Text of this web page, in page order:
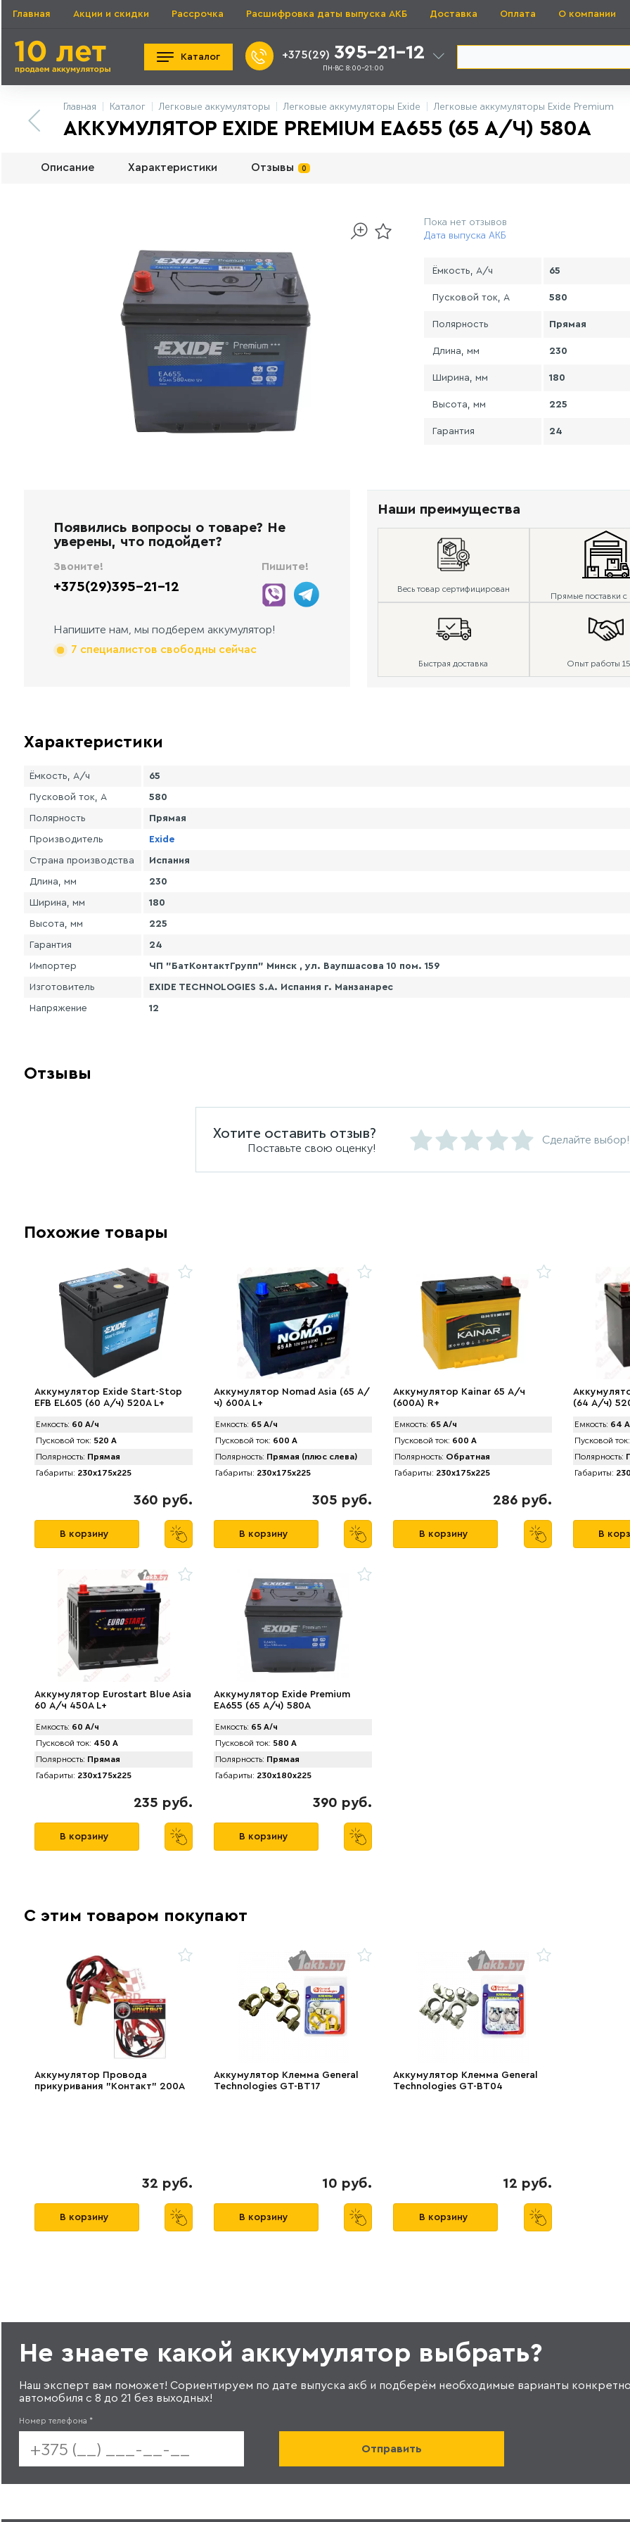
Главная Акции и скидки Рассрочка Расшифровка даты выпуска АКБ Доставка Оплата О компании
Каталог +375(29) 395-21-12
ПН-ВС 8:00-21:00
Главная Каталог Легковые аккумуляторы Легковые аккумуляторы Exide Легковые аккумуляторы Exide Premium
АККУМУЛЯТОР EXIDE PREMIUM EA655 (65 А/Ч) 580A
Описание Характеристики Отзывы 0
Пока нет отзывов
Дата выпуска АКБ
Ёмкость, А/ч 65
Пусковой ток, А 580
Полярность Прямая
Длина, мм 230
Ширина, мм 180
Высота, мм 225
Гарантия 24
Появились вопросы о товаре? Не
уверены, что подойдет?
Звоните!
+375(29)395-21-12
Пишите!
Напишите нам, мы подберем аккумулятор!
7 специалистов свободны сейчас
Наши преимущества
Весь товар сертифицирован
Прямые поставки с
Быстрая доставка Опыт работы
Характеристики
Ёмкость, А/ч 65
Пусковой ток, А 580
Полярность Прямая
Производитель Exide
Страна производства Испания
Длина, мм 230
Ширина, мм 180
Высота, мм 225
Гарантия 24
Импортер ЧП "БатКонтактГрупп" Минск , ул. Ваупшасова 10 пом. 159
Изготовитель EXIDE TECHNOLOGIES S.A. Испания г. Манзанарес
Напряжение 12
Отзывы
Хотите оставить отзыв?
Поставьте свою оценку!
Сделайте выбор!
Похожие товары
Аккумулятор Exide Start-Stop
EFB EL605 (60 А/ч) 520A L+
Емкость: 60 А/ч
Пусковой ток: 520 А
Полярность: Прямая
Габариты: 230x175x225
360 руб.
В корзину
Аккумулятор Nomad Asia (65 А/
ч) 600A L+
Емкость: 65 А/ч
Пусковой ток: 600 А
Полярность: Прямая (плюс слева)
Габариты: 230x175x225
305 руб.
В корзину
Аккумулятор Kainar 65 А/ч
(600A) R+
Емкость: 65 А/ч
Пусковой ток: 600 А
Полярность: Обратная
Габариты: 230x175x225
286 руб.
В корзину
(64 А/ч)
Емкость: 64
Пусковой ток:
Полярность:
Габариты:
В
Аккумулятор Eurostart Blue Asia
60 А/ч 450A L+
Емкость: 60 А/ч
Пусковой ток: 450 А
Полярность: Прямая
Габариты: 230x175x225
235 руб.
В корзину
Аккумулятор Exide Premium
EA655 (65 А/ч) 580A
Емкость: 65 А/ч
Пусковой ток: 580 А
Полярность: Прямая
Габариты: 230x180x225
390 руб.
В корзину
С этим товаром покупают
Аккумулятор Провода
прикуривания "Контакт" 200А
32 руб.
В корзину
Аккумулятор Клемма General
Technologies GT-BT17
10 руб.
В корзину
Аккумулятор Клемма General
Technologies GT-BT04
12 руб.
В корзину
Не знаете какой аккумулятор выбрать?
Наш эксперт вам поможет! Сориентируем по дате выпуска акб и подберём необходимые варианты
автомобиля с 8 до 21 без выходных!
Номер телефона *